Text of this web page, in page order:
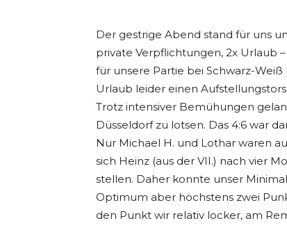
Der gestrige Abend stand für uns
private Verpflichtungen, 2x Urlaub
für unsere Partie bei Schwarz-
Urlaub leider einen
Trotz intensiver Bemühungen
Düsseldorf zu lotsen. Das 4:6 war
Nur Michael H. und Lothar waren
sich Heinz (aus der VII.) nach vier
stellen. Daher konnte unser
Optimum aber höchstens zwei
den Punkt wir relativ locker, am